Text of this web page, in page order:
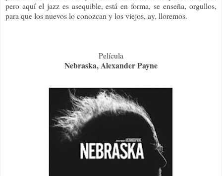
pero aquí el jazz es asequible, está en forma, se enseña, orgullos,
para que los nuevos lo conozcan y los viejos, ay, lloremos.
Película
Nebraska, Alexander Payne